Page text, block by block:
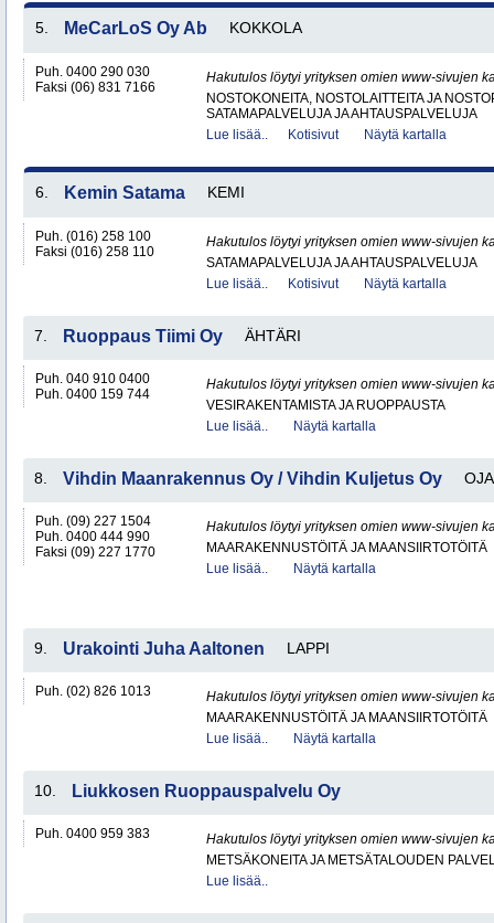
5. MeCarLoS Oy Ab KOKKOLA
Puh. 0400 290 030
Faksi (06) 831 7166
Hakutulos löytyi yrityksen omien www-sivujen
NOSTOKONEITA, NOSTOLAITTEITA JA
SATAMAPALVELUJA JA AHTAUSPALVELUJA
Lue lisää..
Kotisivut Näytä kartalla
6. Kemin Satama KEMI
Puh. (016) 258 100
Faksi (016) 258 110
Hakutulos löytyi yrityksen omien www-sivujen
SATAMAPALVELUJA JA AHTAUSPALVELUJA
Lue lisää..
Kotisivut Näytä kartalla
7. Ruoppaus Tiimi Oy ÄHTÄRI
Puh. 040 910 0400
Puh. 0400 159 744
Hakutulos löytyi yrityksen omien www-sivujen
VESIRAKENTAMISTA JA RUOPPAUSTA
Lue lisää..
Näytä kartalla
8. Vihdin Maanrakennus Oy / Vihdin Kuljetus Oy
Puh. (09) 227 1504
Puh. 0400 444 990
Faksi (09) 227 1770
Hakutulos löytyi yrityksen omien www-sivujen
MAARAKENNUSTÖITÄ JA MAANSIIRTOTÖITÄ
Lue lisää..
Näytä kartalla
9. Urakointi Juha Aaltonen LAPPI
Puh. (02) 826 1013
Hakutulos löytyi yrityksen omien www-sivujen
MAARAKENNUSTÖITÄ JA MAANSIIRTOTÖITÄ
Lue lisää..
Näytä kartalla
10. Liukkosen Ruoppauspalvelu Oy
Puh. 0400 959 383
Hakutulos löytyi yrityksen omien www-sivujen
METSÄKONEITA JA METSÄTALOUDEN
Lue lisää..